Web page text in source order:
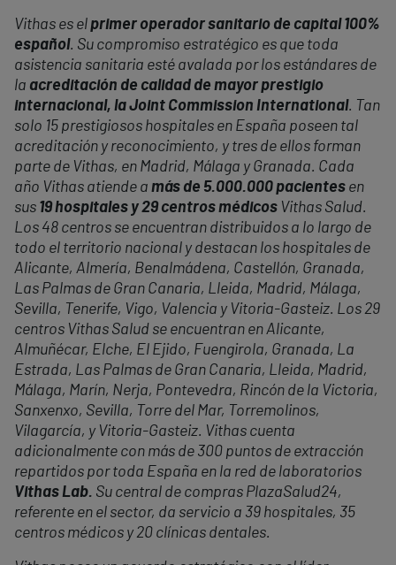
Vithas es elprimer operador sanitario de capital 100%
español. Su compromiso estratégico es que toda
asistencia sanitaria esté avalada por los estándares de
la acreditación de calidad de mayor prestigio
internacional, la Joint Commission International. Tan
solo 15 prestigiosos hospitales en España poseen tal
acreditación y reconocimiento, y tres de ellos forman
parte de Vithas, en Madrid, Málaga y Granada. Cada
año Vithas atiende a más de 5.000.000 pacientes en
sus 19 hospitales y 29 centros médicos Vithas Salud.
Los 48 centros se encuentran distribuidos a lo largo de
todo el territorio nacional y destacan los hospitales de
Alicante, Almería, Benalmádena, Castellón, Granada,
Las Palmas de Gran Canaria, Lleida, Madrid, Málaga,
Sevilla, Tenerife, Vigo, Valencia y Vitoria-Gasteiz. Los 29
centros Vithas Salud se encuentran en Alicante,
Almuñécar, Elche, El Ejido, Fuengirola, Granada, La
Estrada, Las Palmas de Gran Canaria, Lleida, Madrid,
Málaga, Marín, Nerja, Pontevedra, Rincón de la Victoria,
Sanxenxo, Sevilla, Torre del Mar, Torremolinos,
Vilagarcía, y Vitoria-Gasteiz. Vithas cuenta
adicionalmente con más de 300 puntos de extracción
repartidos por toda España en la red de laboratorios
Vithas Lab. Su central de compras PlazaSalud24,
referente en el sector, da servicio a 39 hospitales, 35
centros médicos y 20 clínicas dentales.